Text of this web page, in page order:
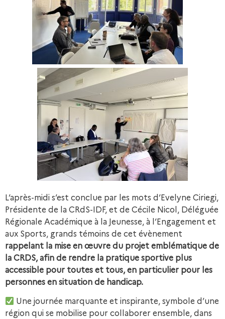
L’après-midi s’est conclue par les mots d’Evelyne Ciriegi,
Présidente de la CRdS-IDF, et de Cécile Nicol, Déléguée
Régionale Académique à la Jeunesse, à l’Engagement et
aux Sports, grands témoins de cet évènement
rappelant la mise en œuvre du projet emblématique de
la CRDS, afin de rendre la pratique sportive plus
accessible pour toutes et tous, en particulier pour les
personnes en situation de handicap.
Une journée marquante et inspirante, symbole d’une
région qui se mobilise pour collaborer ensemble, dans